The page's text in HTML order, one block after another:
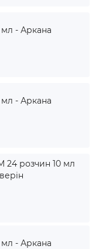
мл - Аркана
мл - Аркана
24 розчин 10 мл
мл - Аркана